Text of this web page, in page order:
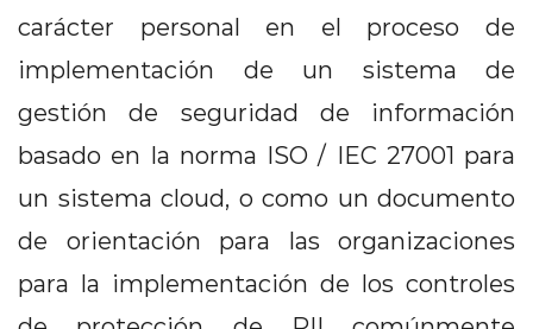
carácter personal en el proceso de
implementación de un sistema de
gestión de seguridad de información
basado en la norma ISO / IEC 27001 para
un sistema cloud, o como un documento
de orientación para las organizaciones
para la implementación de los controles